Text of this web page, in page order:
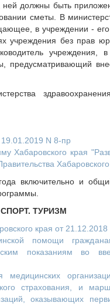
должны быть
сметы. В
в учреждении -
учреждения без прав
учреждения, в
предусматривающий
19.01.2019 N 8-пр
Хабаровского края
включительно и
ТУРИЗМ
края от
помощи
показаниям во
страхования, и
оказывающих